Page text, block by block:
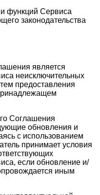
функций Сервиса
законодательства
является
неисключительных
предоставления
Соглашения
обновления и
с использованием
принимает условия
если обновление и/
иным